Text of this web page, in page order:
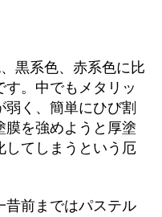
黒系色、赤系色に比
。中でもメタリッ
弱く、簡単にひび割
膜を強めようと厚塗
してしまうという厄
昔前まではパステル